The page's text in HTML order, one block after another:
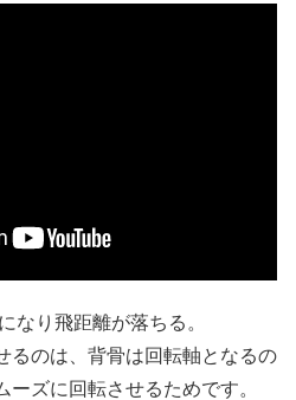
なり飛距離が落ちる。
るのは、背骨は回転軸となるの
ズに回転させるためです。